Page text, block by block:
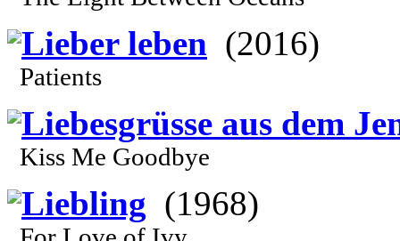
Lieber leben (2016)
Patients
Liebesgrüsse aus dem
Kiss Me Goodbye
Liebling (1968)